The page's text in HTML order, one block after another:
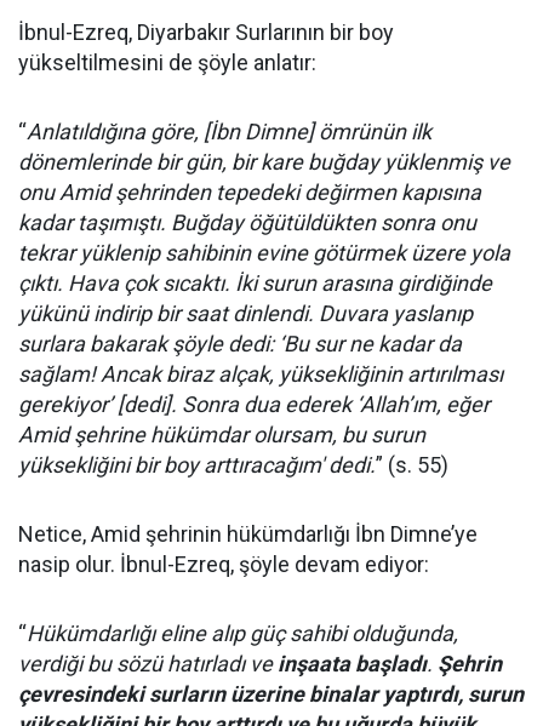
İbnul-Ezreq, Diyarbakır Surlarının bir boy
yükseltilmesini de şöyle anlatır:
“Anlatıldığına göre, [İbn Dimne] ömrünün ilk
dönemlerinde bir gün, bir kare buğday yüklenmiş ve
onu Amid şehrinden tepedeki değirmen kapısına
kadar taşımıştı. Buğday öğütüldükten sonra onu
tekrar yüklenip sahibinin evine götürmek üzere yola
çıktı. Hava çok sıcaktı. İki surun arasına girdiğinde
yükünü indirip bir saat dinlendi. Duvara yaslanıp
surlara bakarak şöyle dedi: ‘Bu sur ne kadar da
sağlam! Ancak biraz alçak, yüksekliğinin artırılması
gerekiyor’ [dedi]. Sonra dua ederek ‘Allah’ım, eğer
Amid şehrine hükümdar olursam, bu surun
yüksekliğini bir boy arttıracağım' dedi.” (s. 55)
Netice, Amid şehrinin hükümdarlığı İbn Dimne’ye
nasip olur. İbnul-Ezreq, şöyle devam ediyor:
“Hükümdarlığı eline alıp güç sahibi olduğunda,
verdiği bu sözü hatırladı veinşaata başladı. Şehrin
çevresindeki surların üzerine binalar yaptırdı, surun